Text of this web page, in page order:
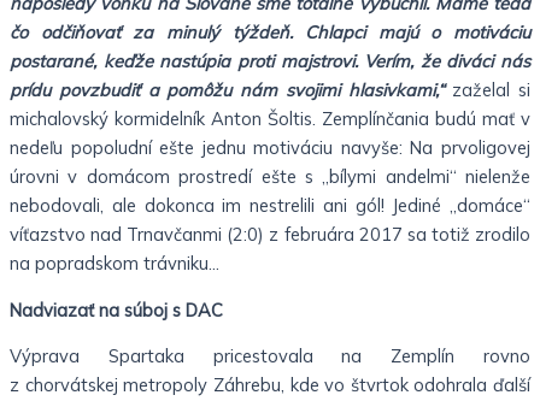
čo odčiňovať za minulý týždeň. Chlapci majú o motiváciu
postarané, keďže nastúpia proti majstrovi. Verím, že diváci nás
prídu povzbudiť a pomôžu nám svojimi hlasivkami,“zaželal si
michalovský kormidelník Anton Šoltis. Zemplínčania budú mať v
nedeľu popoludní ešte jednu motiváciu navyše: Na prvoligovej
úrovni v domácom prostredí ešte s „bílymi andelmi“ nielenže
nebodovali, ale dokonca im nestrelili ani gól! Jediné „domáce“
víťazstvo nad Trnavčanmi (2:0) z februára 2017 sa totiž zrodilo
na popradskom trávniku…
Nadviazať na súboj s DAC
Výprava Spartaka pricestovala na Zemplín rovno
z chorvátskej metropoly Záhrebu, kde vo štvrtok odohrala ďalší